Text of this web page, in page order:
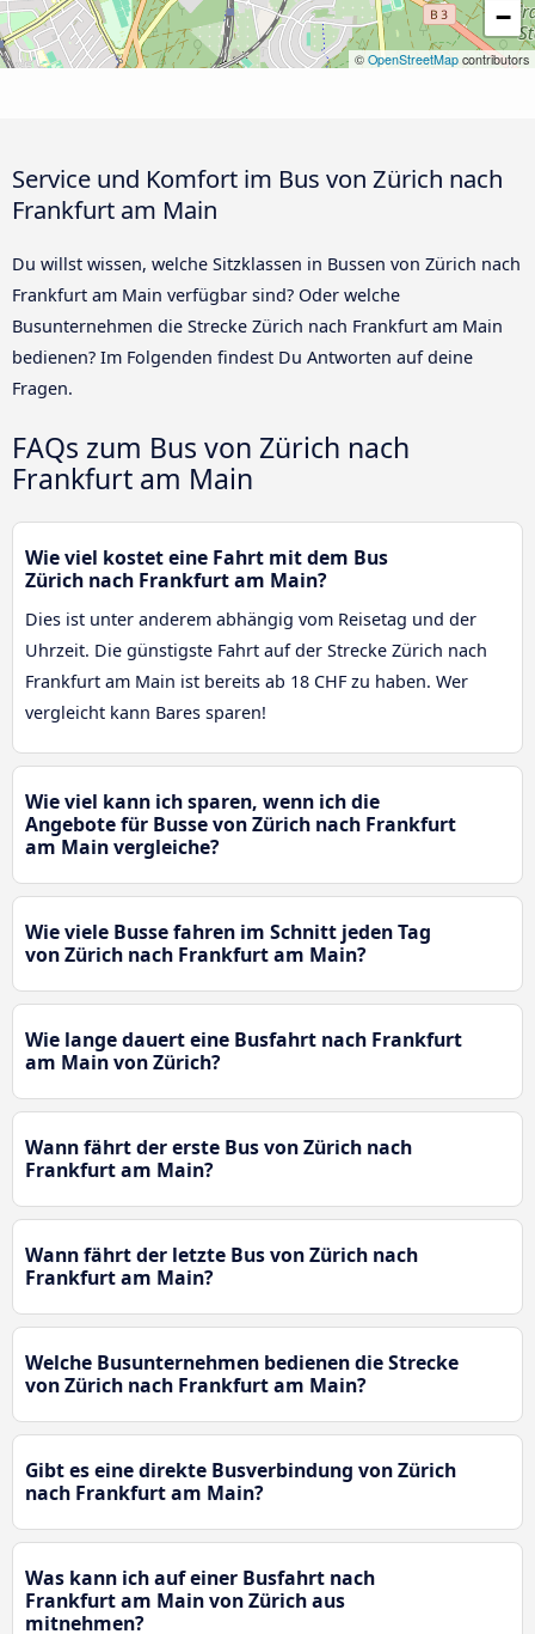
−
© OpenStreetMap contributors
Service und Komfort im Bus von Zürich nach
Frankfurt am Main
Du willst wissen, welche Sitzklassen in Bussen von Zürich nach
Frankfurt am Main verfügbar sind? Oder welche
Busunternehmen die Strecke Zürich nach Frankfurt am Main
bedienen? Im Folgenden findest Du Antworten auf deine
Fragen.
FAQs zum Bus von Zürich nach
Frankfurt am Main
Wie viel kostet eine Fahrt mit dem Bus
Zürich nach Frankfurt am Main?
Dies ist unter anderem abhängig vom Reisetag und der
Uhrzeit. Die günstigste Fahrt auf der Strecke Zürich nach
Frankfurt am Main ist bereits ab 18 CHF zu haben. Wer
vergleicht kann Bares sparen!
Wie viel kann ich sparen, wenn ich die
Angebote für Busse von Zürich nach Frankfurt
am Main vergleiche?
Wie viele Busse fahren im Schnitt jeden Tag
von Zürich nach Frankfurt am Main?
Wie lange dauert eine Busfahrt nach Frankfurt
am Main von Zürich?
Wann fährt der erste Bus von Zürich nach
Frankfurt am Main?
Wann fährt der letzte Bus von Zürich nach
Frankfurt am Main?
Welche Busunternehmen bedienen die Strecke
von Zürich nach Frankfurt am Main?
Gibt es eine direkte Busverbindung von Zürich
nach Frankfurt am Main?
Was kann ich auf einer Busfahrt nach
Frankfurt am Main von Zürich aus
mitnehmen?